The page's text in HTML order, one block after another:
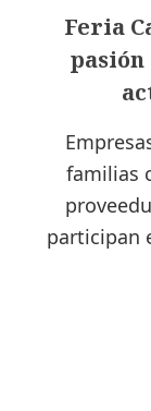
Feria
familias
participan